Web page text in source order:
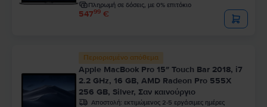
Πληρωμή σε δόσεις, με 0% επιτόκιο
54799 €
Περιορισμένο απόθεμα
Apple MacBook Pro 15″ Touch Bar 2018, i7
2.2 GHz, 16 GB, AMD Radeon Pro 555X
256 GB, Silver, Σαν καινούργιο
Αποστολή: εκτιμώμενος 2-5 εργάσιμες ημέρες